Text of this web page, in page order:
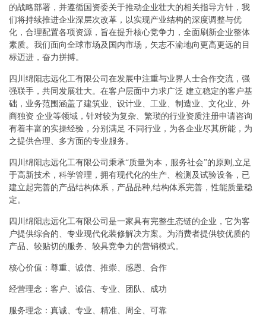
的战略部署，并遵循国资委关于推动企业壮大的相关指导方针，我
们将持续推进企业深层次改革，以实现产业结构的深度调整与优
化，合理配置各项资源，旨在提升核心竞争力，全面刷新企业整体
素质。我们面向全球市场及国内市场，矢志不渝地向更高更远的目
标迈进，奋力拼搏。
四川绵阳志远化工有限公司在发展中注重与业界人士合作交流，强
强联手，共同发展壮大。在客户层面中力求广泛 建立稳定的客户基
础，业务范围涵盖了建筑业、设计业、工业、制造业、文化业、外
商独资 企业等领域，针对较为复杂、繁琐的行业资质注册申请咨询
有着丰富的实操经验，分别满足 不同行业，为各企业尽其所能，为
之提供合理、多方面的专业服务。
四川绵阳志远化工有限公司秉承“质量为本，服务社会”的原则,立足
于高新技术，科学管理，拥有现代化的生产、检测及试验设备，已
建立起完善的产品结构体系，产品品种,结构体系完善，性能质量稳
定。
四川绵阳志远化工有限公司是一家具有完整生态链的企业，它为客
户提供综合的、专业现代化装修解决方案。为消费者提供较优质的
产品、较贴切的服务、较具竞争力的营销模式。
核心价值：尊重、诚信、推崇、感恩、合作
经营理念：客户、诚信、专业、团队、成功
服务理念：真诚、专业、精准、周全、可靠